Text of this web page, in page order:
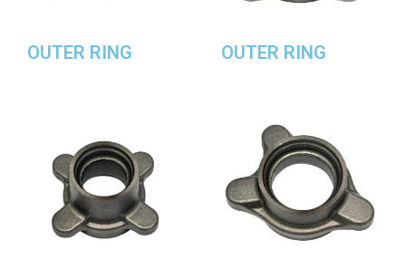
OUTER RING OUTER RING